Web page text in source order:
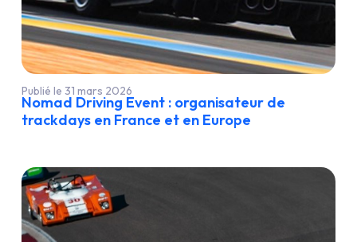
Publié le 31 mars 2026
Nomad Driving Event : organisateur de
trackdays en France et en Europe